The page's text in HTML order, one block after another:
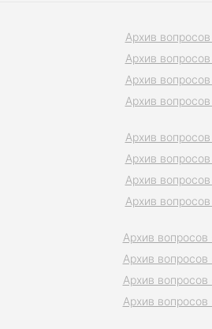
Архив вопросов
Архив
Архив
Архив
Архив
Архив
Архив
Архив
Архив вопросов
Архив вопросов
Архив вопросов
Архив вопросов